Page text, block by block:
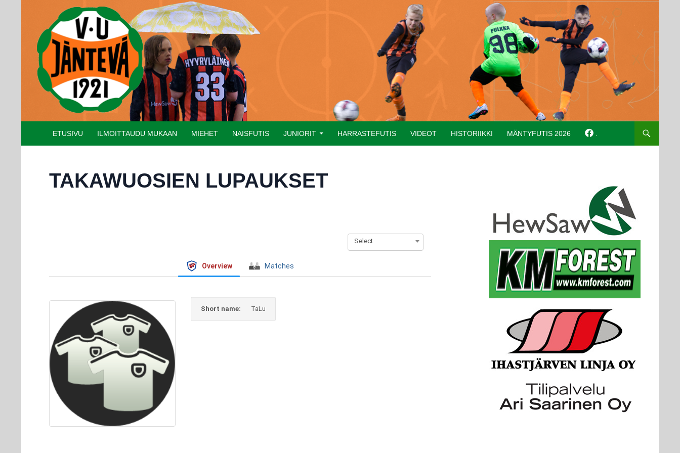
ETUSIVU
ILMOITTAUDU MUKAAN MIEHET NAISFUTIS JUNIORIT HARRASTEFUTIS VIDEOT HISTORIIKKI MÄNTYFUTIS 2026
TAKAWUOSIEN LUPAUKSET
Select
Overview Matches
Short name: TaLu